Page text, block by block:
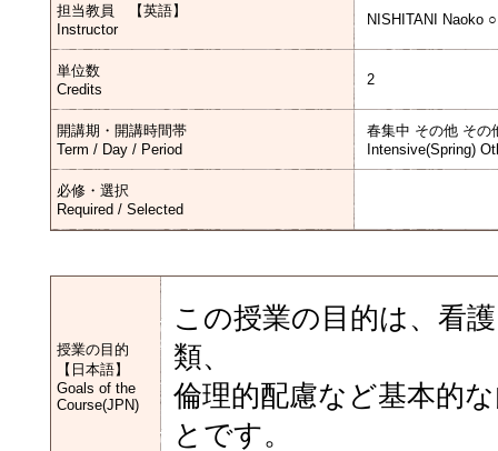
担当教員 【英語】
Instructor
NISHITANI Naoko
単位数
Credits
2
開講期・開講時間帯
Term / Day / Period
春集中 その他 その
Intensive(Spring)
必修・選択
Required / Selected
授業の目的
【日本語】
Goals of the
Course(JPN)
この授業の目的は、看
類、
倫理的配慮など基本的
とです。